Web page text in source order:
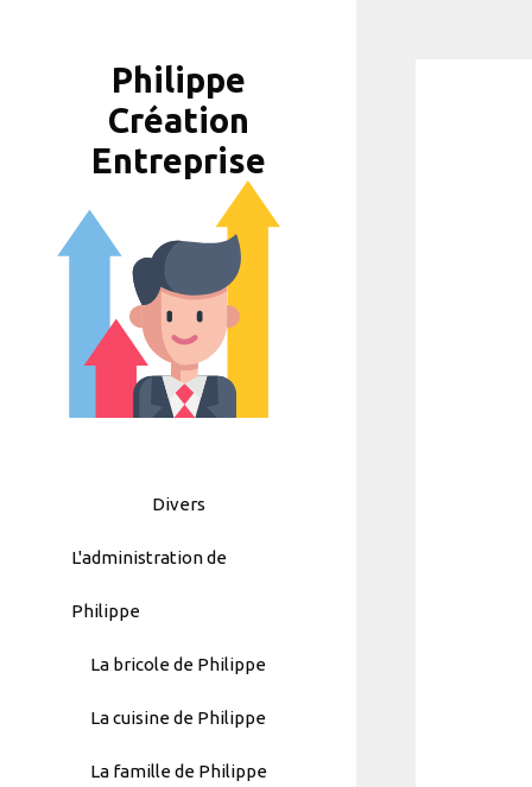
Philippe
Création
Entreprise
Divers
L'administration de
Philippe
La bricole de Philippe
La cuisine de Philippe
La famille de Philippe